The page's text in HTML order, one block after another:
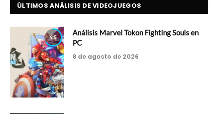
ÚLTIMOS ANÁLISIS DE VIDEOJUEGOS
6.5
Análisis Marvel Tokon Fighting Souls en
PC
8 de agosto de 2026